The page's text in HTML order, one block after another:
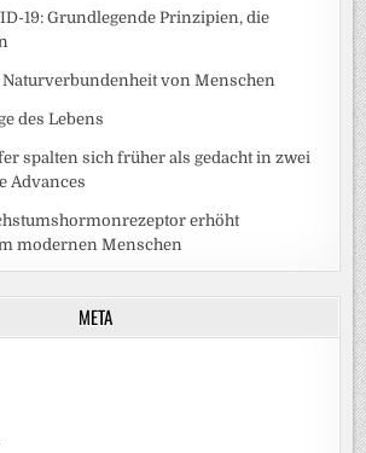
19: Grundlegende Prinzipien, die
von Menschen
des Lebens
spalten sich früher als gedacht in zwei
Advances
erhöht
modernen Menschen
META